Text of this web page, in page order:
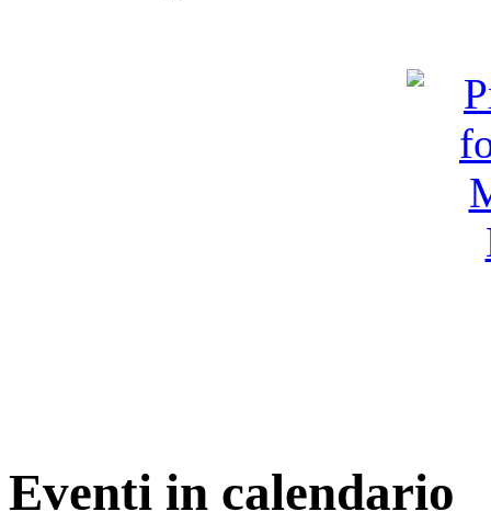
Eventi in calendario